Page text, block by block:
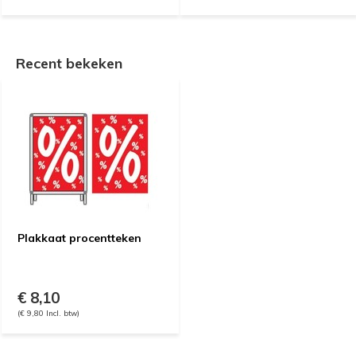
Recent bekeken
Plakkaat procentteken
€ 8,10
(€ 9,80 Incl. btw)